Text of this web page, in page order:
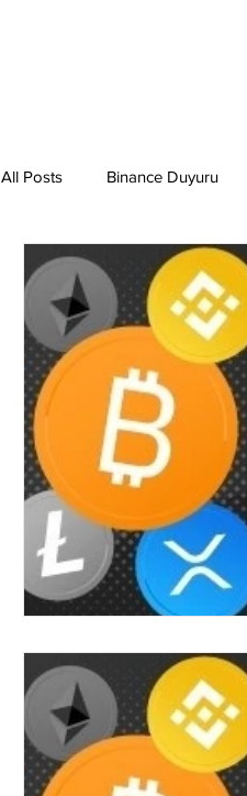
All Posts Binance Duyuru
Binance Taraftar Token
Bittorent Coin Chiliz
Ethereum Classic